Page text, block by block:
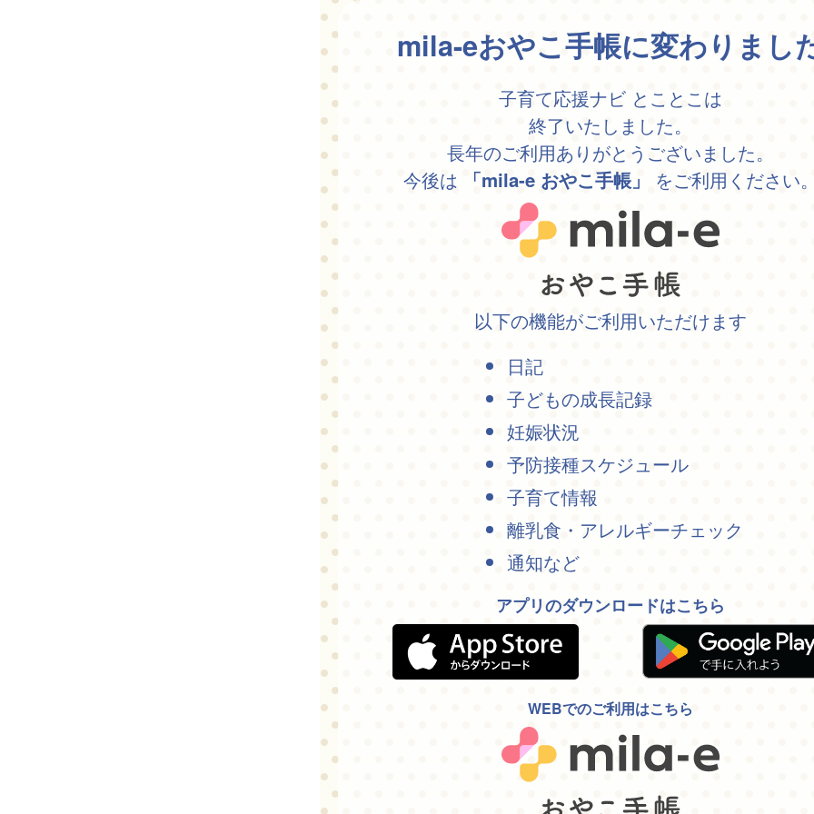
mila-eおやこ手帳に変わりまし
子育て応援ナビ とことこは
終了いたしました。
長年のご利用ありがとうございました。
今後は
「mila-e おやこ手帳」 をご利用ください
以下の機能がご利用いただけます
日記
子どもの成長記録
妊娠状況
予防接種スケジュール
子育て情報
離乳食・アレルギーチェック
通知など
アプリのダウンロードはこちら
WEBでのご利用はこちら